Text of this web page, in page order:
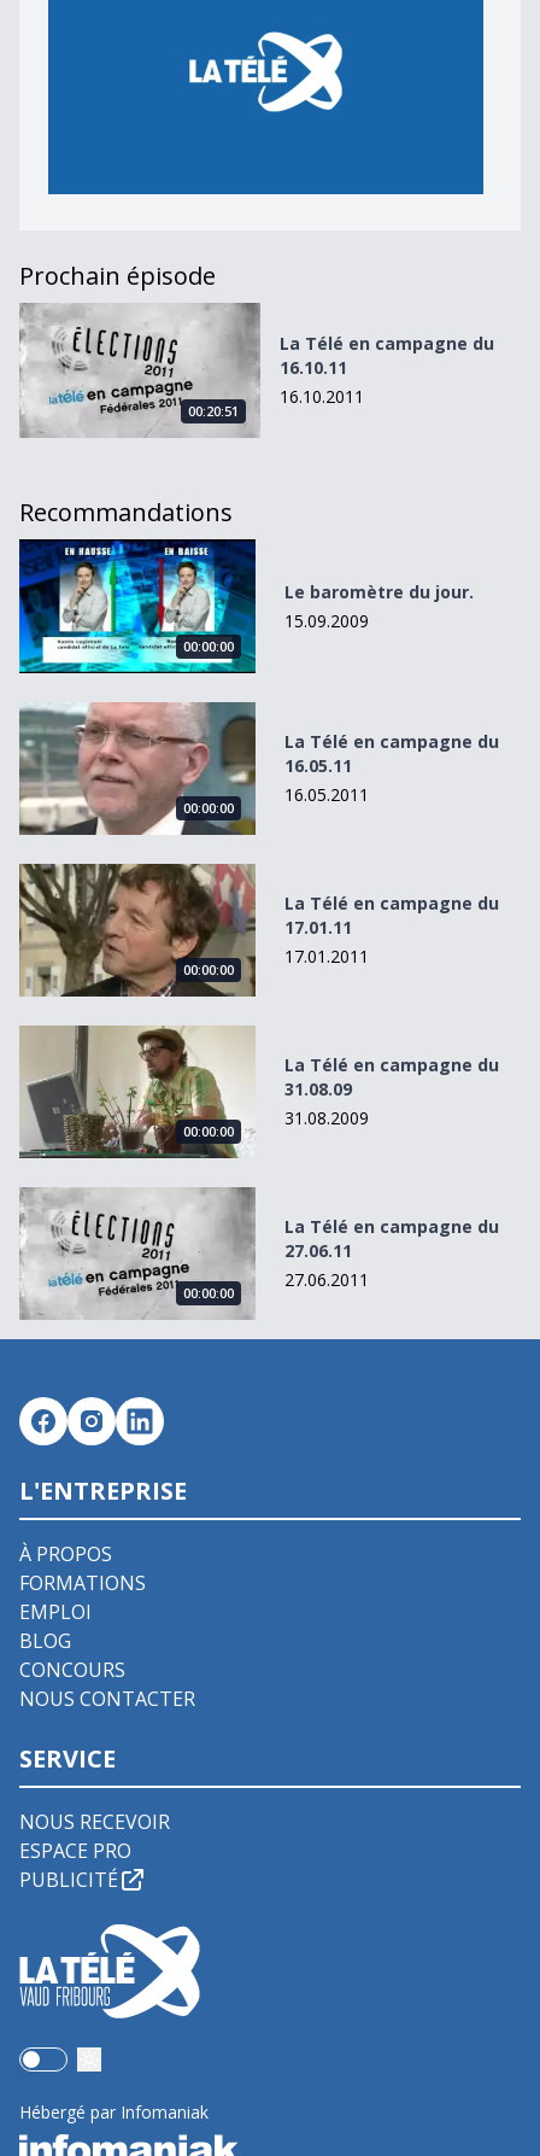
Prochain épisode
La Télé en campagne du 16.10.11
00:20:51
La Télé en campagne du
16.10.11
16.10.2011
Recommandations
Le baromètre du jour.
00:00:00
Le baromètre du jour.
15.09.2009
La Télé en campagne du 16.05.11
00:00:00
La Télé en campagne du
16.05.11
16.05.2011
La Télé en campagne du 17.01.11
00:00:00
La Télé en campagne du
17.01.11
17.01.2011
La Télé en campagne du 31.08.09
00:00:00
La Télé en campagne du
31.08.09
31.08.2009
La Télé en campagne du 27.06.11
00:00:00
La Télé en campagne du
27.06.11
27.06.2011
L'ENTREPRISE
À PROPOS
FORMATIONS
EMPLOI
BLOG
CONCOURS
NOUS CONTACTER
SERVICE
NOUS RECEVOIR
ESPACE PRO
PUBLICITÉ
Use setting
Hébergé par Infomaniak